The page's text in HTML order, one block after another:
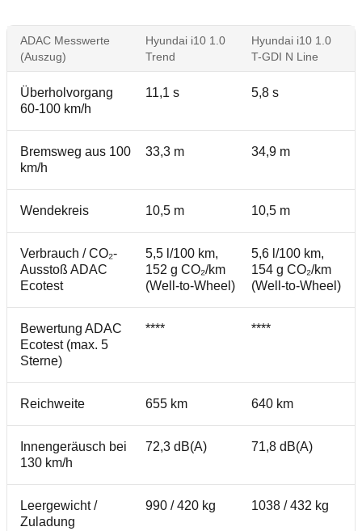
ADAC Messwerte
(Auszug)
Hyundai i10 1.0
Trend
Hyundai i10 1.0
T-GDI N Line
Überholvorgang
60-100 km/h
11,1 s 5,8 s
Bremsweg aus 100
km/h
33,3 m 34,9 m
Wendekreis 10,5 m 10,5 m
Verbrauch / CO₂-
Ausstoß ADAC
Ecotest
5,5 l/100 km,
152 g CO₂/km
(Well-to-Wheel)
5,6 l/100 km,
154 g CO₂/km
(Well-to-Wheel)
Bewertung ADAC
Ecotest (max. 5
Sterne)
**** ****
Reichweite 655 km 640 km
Innengeräusch bei
130 km/h
72,3 dB(A) 71,8 dB(A)
Leergewicht /
Zuladung
990 / 420 kg 1038 / 432 kg